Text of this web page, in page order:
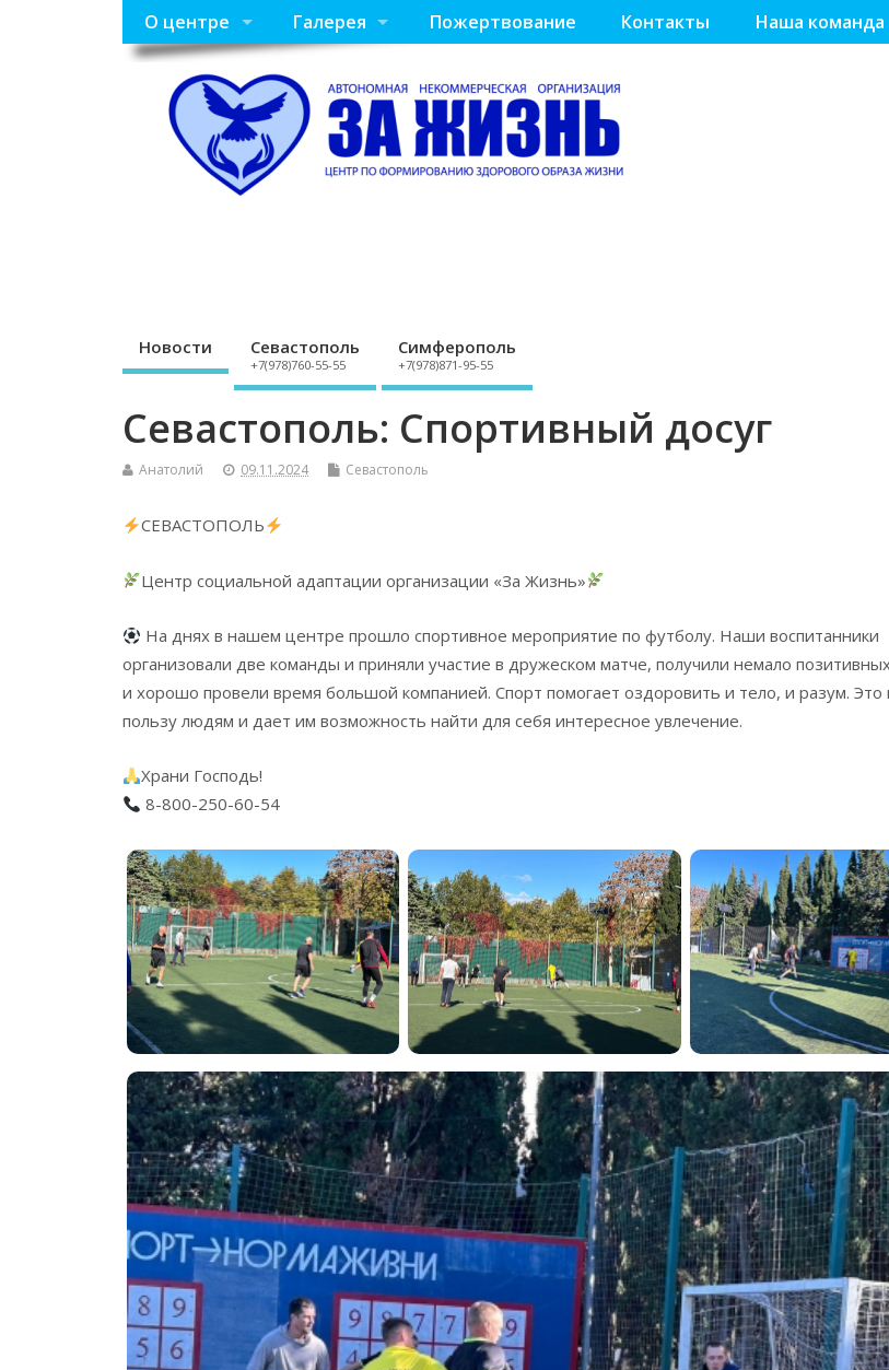
О центре Галерея Пожертвование Контакты Наша команда
Новости Севастополь
+7(978)760-55-55
Симферополь
+7(978)871-95-55
Севастополь: Спортивный досуг
Анатолий 09.11.2024 Севастополь
СЕВАСТОПОЛЬ
Центр социальной адаптации организации «За Жизнь»
На днях в нашем центре прошло спортивное мероприятие по футболу. Наши воспитанники
организовали две команды и приняли участие в дружеском матче, получили немало
и хорошо провели время большой компанией. Спорт помогает оздоровить и тело, и разум. Это
пользу людям и дает им возможность найти для себя интересное увлечение.
Храни Господь!
8-800-250-60-54